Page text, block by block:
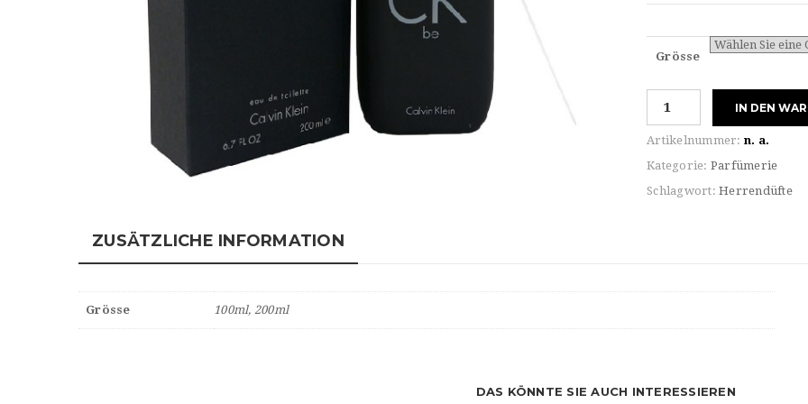
Grösse
BE
TOILETTE
IN DEN
Artikelnummer: n. a.
Kategorie: Parfümerie
Schlagwort: Herrendüfte
ZUSÄTZLICHE INFORMATION
Grösse 100ml, 200ml
DAS KÖNNTE SIE AUCH INTERESSIEREN